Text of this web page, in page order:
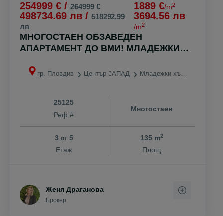
254999 € / 264999 €
498734.69 лв / 518292.99
лв
1889 €/m2
3694.56 лв
/m2
МНОГОСТАЕН ОБЗАВЕДЕН
АПАРТАМЕНТ ДО ВМИ! МЛАДЕЖКИ
гр. Пловдив Център ЗАПАД Младежки хълм
25125
Реф #
Многостаен
3 от5
Етаж
135 m2
Площ
Женя Драганова
Брокер